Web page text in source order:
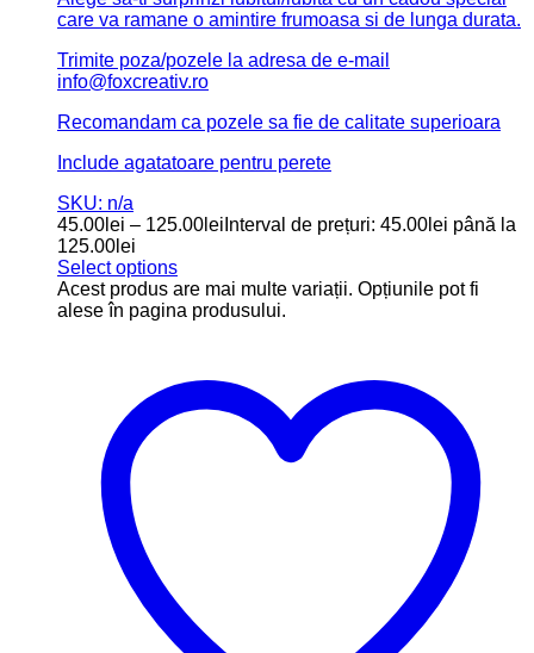
care va ramane o amintire frumoasa si de lunga durata.
Trimite poza/pozele la adresa de e-mail
info@foxcreativ.ro
Recomandam ca pozele sa fie de calitate superioara
Include agatatoare pentru perete
SKU: n/a
45.00 lei – 125.00 lei Interval de prețuri: 45.00lei până la
125.00lei
Select options
Acest produs are mai multe variații. Opțiunile pot fi
alese în pagina produsului.